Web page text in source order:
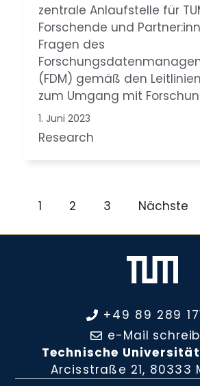
zentrale Anlaufstelle für
Forschende und
Fragen des
(FDM) gemäß den
zum Umgang mit
1. Juni 2023
Research
1 2 3 Nächste
+49 89 289
e-Mail
Technische
Arcisstraße 21, 80333